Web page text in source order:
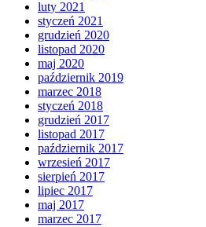
luty 2021
styczeń 2021
grudzień 2020
listopad 2020
maj 2020
październik 2019
marzec 2018
styczeń 2018
grudzień 2017
listopad 2017
październik 2017
wrzesień 2017
sierpień 2017
lipiec 2017
maj 2017
marzec 2017